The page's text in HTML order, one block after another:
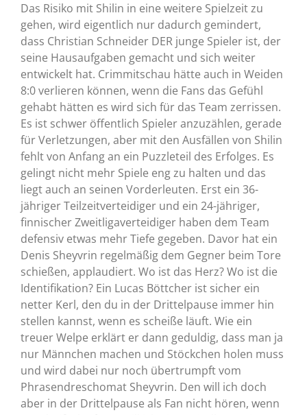
Das Risiko mit Shilin in eine weitere Spielzeit zu
gehen, wird eigentlich nur dadurch gemindert,
dass Christian Schneider DER junge Spieler ist, der
seine Hausaufgaben gemacht und sich weiter
entwickelt hat. Crimmitschau hätte auch in Weiden
8:0 verlieren können, wenn die Fans das Gefühl
gehabt hätten es wird sich für das Team zerrissen.
Es ist schwer öffentlich Spieler anzuzählen, gerade
für Verletzungen, aber mit den Ausfällen von Shilin
fehlt von Anfang an ein Puzzleteil des Erfolges. Es
gelingt nicht mehr Spiele eng zu halten und das
liegt auch an seinen Vorderleuten. Erst ein 36-
jähriger Teilzeitverteidiger und ein 24-jähriger,
finnischer Zweitligaverteidiger haben dem Team
defensiv etwas mehr Tiefe gegeben. Davor hat ein
Denis Sheyvrin regelmäßig dem Gegner beim Tore
schießen, applaudiert. Wo ist das Herz? Wo ist die
Identifikation? Ein Lucas Böttcher ist sicher ein
netter Kerl, den du in der Drittelpause immer hin
stellen kannst, wenn es scheiße läuft. Wie ein
treuer Welpe erklärt er dann geduldig, dass man ja
nur Männchen machen und Stöckchen holen muss
und wird dabei nur noch übertrumpft vom
Phrasendreschomat Sheyvrin. Den will ich doch
aber in der Drittelpause als Fan nicht hören, wenn